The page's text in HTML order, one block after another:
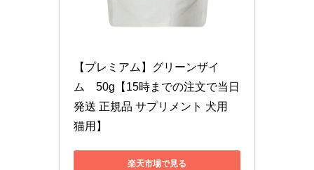
【プレミアム】グリーンザイ
ム　50g【15時までの注文で当日
発送 正規品 サプリメント 犬用
猫用】
楽天市場で見る